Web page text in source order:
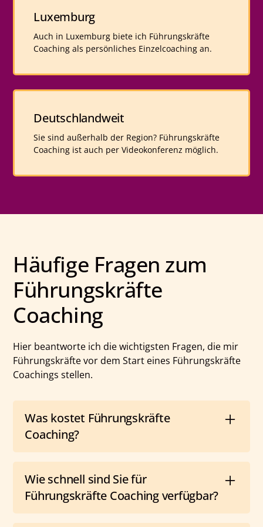
Luxemburg
Auch in Luxemburg biete ich Führungskräfte
Coaching als persönliches Einzelcoaching an.
Deutschlandweit
Sie sind außerhalb der Region? Führungskräfte
Coaching ist auch per Videokonferenz möglich.
Häufige Fragen zum
Führungskräfte
Coaching
Hier beantworte ich die wichtigsten Fragen, die mir
Führungskräfte vor dem Start eines Führungskräfte
Coachings stellen.
Was kostet Führungskräfte
Coaching?
individuellen Zielen ab. Ich erstelle Ihnen gerne ein
maßgeschneidertes Angebot auf Anfrage.
Wie schnell sind Sie für
Führungskräfte Coaching verfügbar?